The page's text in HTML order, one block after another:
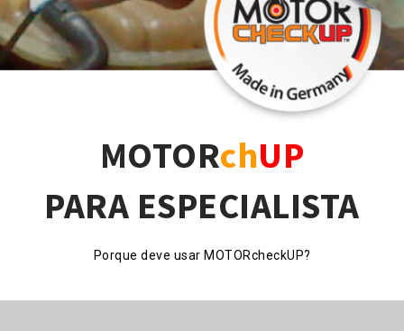
MOTORchUP
PARA ESPECIALISTA
Porque deve usar MOTORcheckUP?